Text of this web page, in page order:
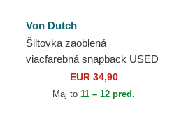
Von Dutch
Šiltovka zaoblená
viacfarebná snapback USED
08 Von DutchEUR 34,90
Maj to 11 – 12 pred.